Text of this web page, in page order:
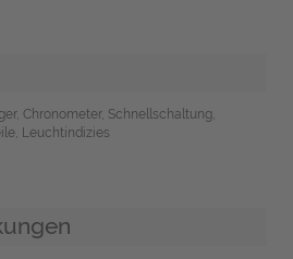
Chronometer, Schnellschaltung,
Leuchtindizies